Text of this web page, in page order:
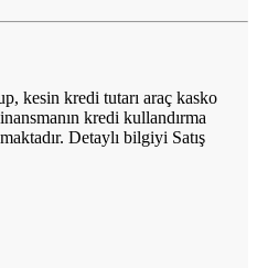
kesin kredi tutarı araç kasko
kredi kullandırma
Detaylı bilgiyi Satış